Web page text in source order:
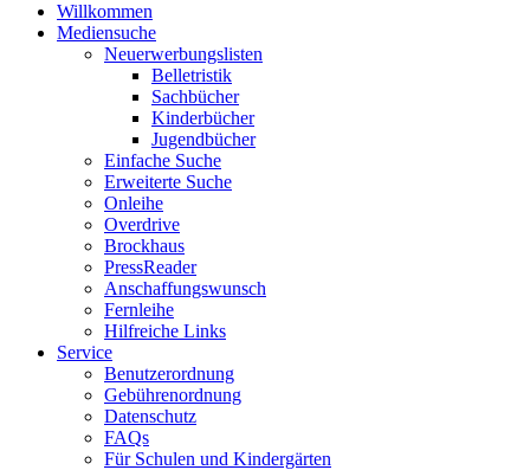
Willkommen
Mediensuche
Neuerwerbungslisten
Belletristik
Sachbücher
Kinderbücher
Jugendbücher
Einfache Suche
Erweiterte Suche
Onleihe
Overdrive
Brockhaus
PressReader
Anschaffungswunsch
Fernleihe
Hilfreiche Links
Service
Benutzerordnung
Gebührenordnung
Datenschutz
FAQs
Für Schulen und Kindergärten